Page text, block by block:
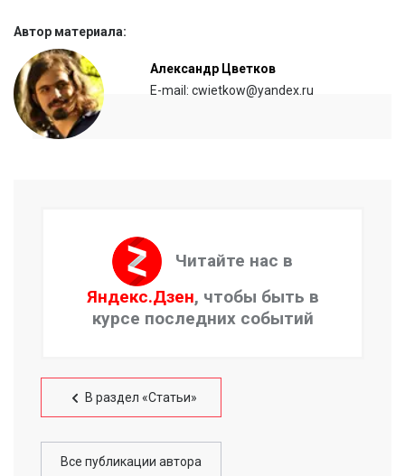
Автор материала:
Александр Цветков
E-mail: cwietkow@yandex.ru
Читайте нас в
Яндекс.Дзен, чтобы быть в
курсе последних событий
В раздел «Статьи»
Все публикации автора